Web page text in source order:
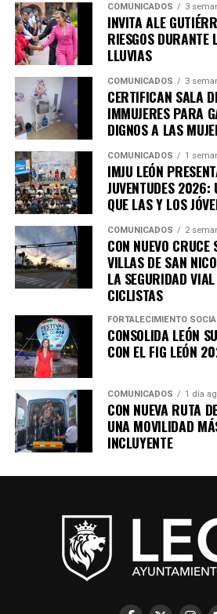
En este lapso, los homicidios
casos en 2025 a 305 en 2026, lo
disminución de 12.36% Asimismo,
registraron disminuciones en
– Robo a casa habitación: -21.51%.
– Robo a transeúnte: -14.67%
– Robo de vehículo: -24.29%
La Secretaría de Seguridad,
Ciudadana mantiene el despliegue
detener a quienes delinquen, retirar
objetos utilizados para cometer
firmeza ante cualquier hecho que
seguridad y tranquilidad de las y
COMUNICADOS 3
INVITA ALE
RIESGOS
LLUVIAS
COMUNICADOS 3
CERTIFICAN SALA
IMMUJERES PARA
DIGNOS A LAS
COMUNICADOS 1
IMJU LEÓN
JUVENTUDES 2026:
QUE LAS Y LOS
COMUNICADOS 2
CON NUEVO
VILLAS DE SAN
LA SEGURIDAD
CICLISTAS
FORTALECIMIENTO
CONSOLIDA LEÓN
CON EL FIG LEÓN
COMUNICADOS 1 día
CON NUEVA RUTA
UNA MOVILIDAD
INCLUYENTE